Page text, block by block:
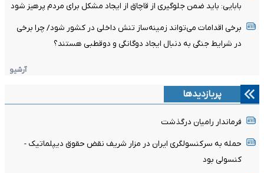
بابایی: باید ضمن جلوگیری از قاچاق از ایجاد مشکل برای مردم پرهیز شود
برخی اقدامات می‌تواند زمینه‌ساز تنش داخلی در کشور شود/ چرا برخی
در شرایط جنگی به دنبال ایجاد دوگانگی و دوقطبی هستند؟
آرشیو
پربازدیدها
فرماندار رامیان درگذشت
حمله به سرکنسولگری ایران در مزار شریف نقض حقوق دیپلماتیک -
کنسولی بود